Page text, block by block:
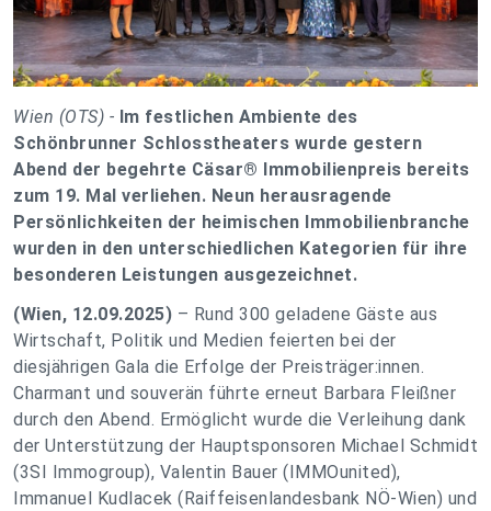
Wien (OTS) - Im festlichen Ambiente des
Schönbrunner Schlosstheaters wurde gestern
Abend der begehrte Cäsar® Immobilienpreis bereits
zum 19. Mal verliehen. Neun herausragende
Persönlichkeiten der heimischen Immobilienbranche
wurden in den unterschiedlichen Kategorien für ihre
besonderen Leistungen ausgezeichnet.
(Wien, 12.09.2025) – Rund 300 geladene Gäste aus
Wirtschaft, Politik und Medien feierten bei der
diesjährigen Gala die Erfolge der Preisträger:innen.
Charmant und souverän führte erneut Barbara Fleißner
durch den Abend. Ermöglicht wurde die Verleihung dank
der Unterstützung der Hauptsponsoren Michael Schmidt
(3SI Immogroup), Valentin Bauer (IMMOunited),
Immanuel Kudlacek (Raiffeisenlandesbank NÖ-Wien) und